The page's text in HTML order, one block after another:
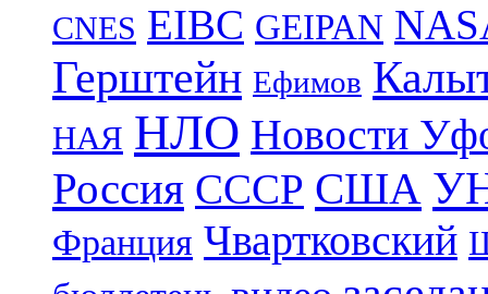
CNES EIBC GEIPAN
Герштейн Ефимов
НАЯ НЛО Новости
Россия СССР США
Франция Чвартковский